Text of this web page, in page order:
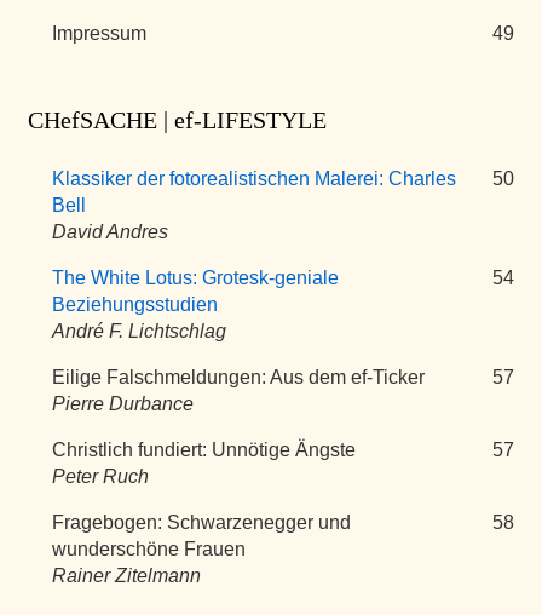
Impressum 49
CHefSACHE | ef-LIFESTYLE
Klassiker der fotorealistischen Malerei: Charles
Bell
David Andres
50
The White Lotus: Grotesk-geniale
Beziehungsstudien
André F. Lichtschlag
54
Eilige Falschmeldungen: Aus dem ef-Ticker
Pierre Durbance
57
Christlich fundiert: Unnötige Ängste
Peter Ruch
57
Fragebogen: Schwarzenegger und
wunderschöne Frauen
Rainer Zitelmann
58